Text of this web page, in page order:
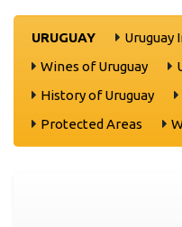
URUGUAY
Uruguay
Wines of Uruguay
History of Uruguay
Protected Areas